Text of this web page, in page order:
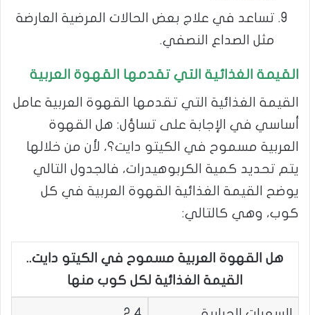
تساعد في علاج بعض الحالات المرضية العارضة
مثل الصداع النصفي.
القيمة الغذائية التي تقدمها القهوة العربية
القيمة الغذائية التي تقدمها القهوة العربية عامل
أساسي في الإجابة على تساؤل: هل القهوة
العربية مسموح في الكيتو دايت؟، لأن من خلالها
يتم تحديد كمية الكربوهيدرات، فالجدول التالي
يوضح القيمة الغذائية القهوة العربية في كل
كوب، وهي كالتالي:
هل القهوة العربية مسموح في الكيتو دايت..
القيمة الغذائية لكل كوب منها